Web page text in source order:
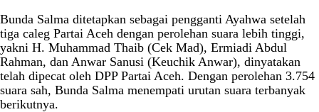
Bunda Salma ditetapkan sebagai pengganti Ayahwa setelah
tiga caleg Partai Aceh dengan perolehan suara lebih tinggi,
yakni H. Muhammad Thaib (Cek Mad), Ermiadi Abdul
Rahman, dan Anwar Sanusi (Keuchik Anwar), dinyatakan
telah dipecat oleh DPP Partai Aceh. Dengan perolehan 3.754
suara sah, Bunda Salma menempati urutan suara terbanyak
berikutnya.